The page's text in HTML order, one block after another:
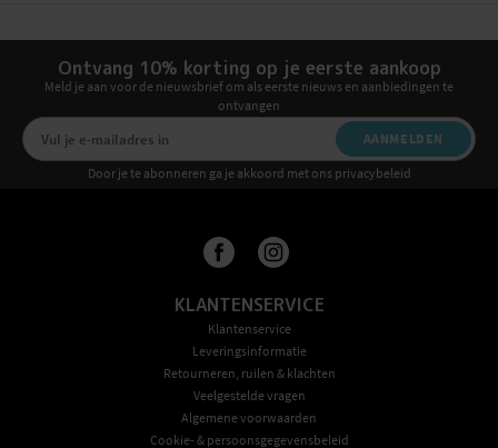
Ontvang 10% korting op je eerste aankoop
Meld je aan voor de nieuwsbrief om als eerste nieuws en aanbiedingen te
ontvangen
AANMELDEN
Door je te abonneren ga je akkoord met ons privacybeleid
KLANTENSERVICE
Klantenservice
Leveringsinformatie
Retourneren, ruilen & klachten
Veelgestelde vragen
Algemene voorwaarden
Cookie- & persoonsgegevensbeleid